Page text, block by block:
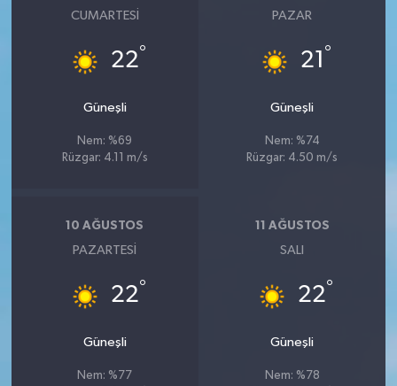
CUMARTESI
22°
Güneşli
Nem: %69
Rüzgar: 4.11 m/s
PAZAR
21 °
Güneşli
Nem: %74
Rüzgar: 4.50 m/s
10 AĞUSTOS
PAZARTESI
22°
Güneşli
Nem: %77
11 AĞUSTOS
SALI
22°
Güneşli
Nem: %78